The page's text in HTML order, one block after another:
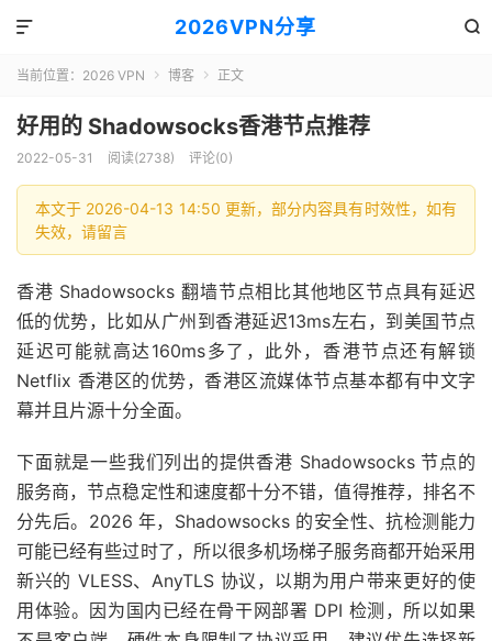
2026VPN分享 

当前位置： 2026 VPN  博客  正文
好用的 Shadowsocks香港节点推荐
2022-05-31 阅读(2738) 评论(0)
本文于 2026-04-13 14:50 更新，部分内容具有时效性，如有
失效，请留言
香港 Shadowsocks 翻墙节点相比其他地区节点具有延迟
低的优势，比如从广州到香港延迟13ms左右，到美国节点
延迟可能就高达160ms多了，此外，香港节点还有解锁
Netflix 香港区的优势，香港区流媒体节点基本都有中文字
幕并且片源十分全面。
下面就是一些我们列出的提供香港 Shadowsocks 节点的
服务商，节点稳定性和速度都十分不错，值得推荐，排名不
分先后。2026 年，Shadowsocks 的安全性、抗检测能力
可能已经有些过时了，所以很多机场梯子服务商都开始采用
新兴的 VLESS、AnyTLS 协议，以期为用户带来更好的使
用体验。因为国内已经在骨干网部署 DPI 检测，所以如果